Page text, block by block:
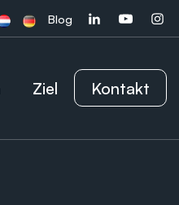
Blog
Ziel Kontakt